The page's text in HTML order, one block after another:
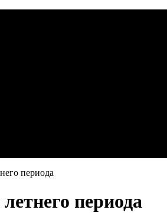
периода
периода